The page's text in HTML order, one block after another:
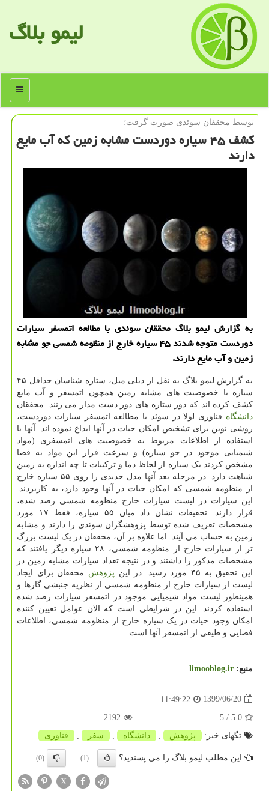
لیمو بلاگ
منو
توسط محققان سوئدی صورت گرفت؛
كشف ۴۵ سیاره دوردست مشابه زمین كه آب مایع
دارند
به گزارش لیمو بلاگ محققان سوئدی با مطالعه اتمسفر سیارات
دوردست متوجه شدند ۴۵ سیاره خارج از منظومه شمسی جو مشابه
زمین و آب مایع دارند.
به گزارش لیمو بلاگ به نقل از دیلی میل، ستاره شناسان حداقل ۴۵
سیاره با خصوصیت های مشابه زمین همچون اتمسفر و آب مایع
کشف کرده اند که دور ستاره های دور دست مدار می زنند. محققان
دانشگاه فناوری لولا در سوئد با مطالعه اتمسفر سیارات دوردست،
روشی نوین برای تشخیص امکان حیات در آنها ابداع نموده اند. آنها با
استفاده از اطلاعات مربوط به خصوصیت های اتمسفری (مواد
شیمیایی موجود در جو سیاره) و سرعت فرار این مواد به فضا
مشخص کردند یک سیاره از لحاظ دما و ترکیبات تا چه اندازه به زمین
شباهت دارد. در مرحله بعد آنها مدل جدیدی را روی ۵۵ سیاره خارج
از منظومه شمسی که امکان حیات در آنها وجود دارد، به کاربردند.
این سیارات در لیست سیارات خارج منظومه شمسی رصد شده،
قرار دارند. تحقیقات نشان داد میان ۵۵ سیاره، فقط ۱۷ مورد
مشخصات تعریف شده توسط پژوهشگران سوئدی را دارند و مشابه
زمین به حساب می آیند. اما علاوه بر آن، محققان در یک لیست بزرگ
تر از سیارات خارج از منظومه شمسی، ۲۸ سیاره دیگر یافتند که
مشخصات مذکور را داشتند و در نتیجه تعداد سیارات مشابه زمین در
این تحقیق به ۴۵ مورد رسید. در این
پژوهش محققان برای ایجاد
لیست از سیارات خارج از منظومه شمسی از نظریه جنبشی گازها و
همینطور لیست مواد شیمیایی موجود در اتمسفر سیارات رصد شده
استفاده کردند. این در شرایطی است که الان عوامل تعیین کننده
امکان وجود حیات در یک سیاره خارج از منظومه شمسی، اطلاعات
فضایی و طیفی از اتمسفر آنها است.
منبع: limooblog.ir
1399/06/20
11:49:22
5.0
/ 5
2192
تگهای خبر:
پژوهش دانشگاه سفر فناوری
این مطلب لیمو بلاگ را می پسندید؟ (1)
(0)
X